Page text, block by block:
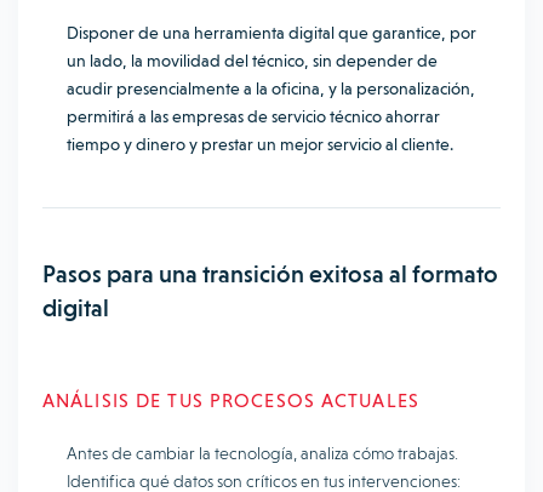
Disponer de una herramienta digital que garantice, por
un lado, la movilidad del técnico, sin depender de
acudir presencialmente a la oficina, y la personalización,
permitirá a las empresas de servicio técnico ahorrar
tiempo y dinero y prestar un mejor servicio al cliente.
Pasos para una transición exitosa al formato
digital
ANÁLISIS DE TUS PROCESOS ACTUALES
Antes de cambiar la tecnología, analiza cómo trabajas.
Identifica qué datos son críticos en tus intervenciones: